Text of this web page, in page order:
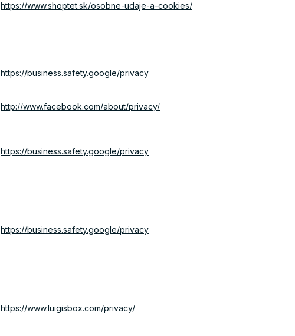
https://www.shoptet.sk/osobne-udaje-a-cookies/
https://business.safety.google/privacy
http://www.facebook.com/about/privacy/
https://business.safety.google/privacy
https://business.safety.google/privacy
https://www.luigisbox.com/privacy/